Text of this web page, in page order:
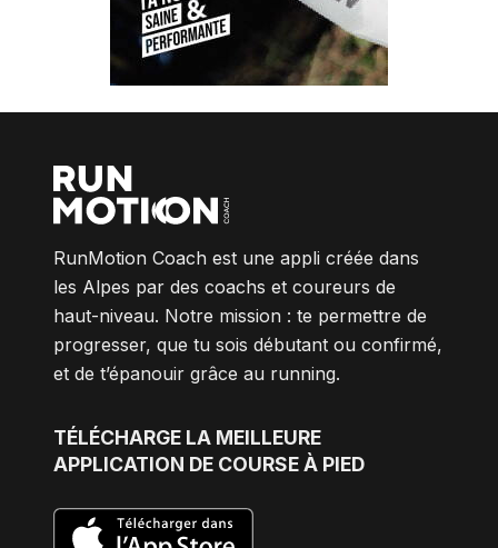
RunMotion Coach est une appli créée dans
les Alpes par des coachs et coureurs de
haut-niveau. Notre mission : te permettre de
progresser, que tu sois débutant ou confirmé,
et de t’épanouir grâce au running.
TÉLÉCHARGE LA MEILLEURE
APPLICATION DE COURSE À PIED